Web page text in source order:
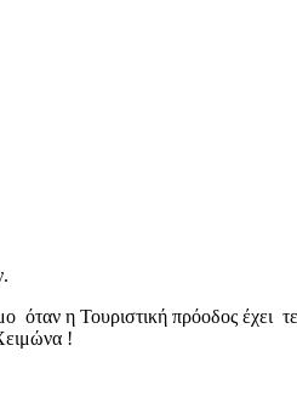
η Τουριστική πρόοδος έχει
!